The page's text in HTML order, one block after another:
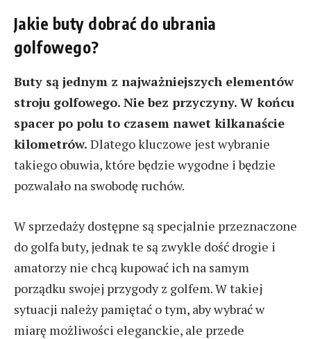
Jakie buty dobrać do ubrania
golfowego?
Buty są jednym z najważniejszych elementów
stroju golfowego. Nie bez przyczyny. W końcu
spacer po polu to czasem nawet kilkanaście
kilometrów. Dlatego kluczowe jest wybranie
takiego obuwia, które będzie wygodne i będzie
pozwalało na swobodę ruchów.
W sprzedaży dostępne są specjalnie przeznaczone
do golfa buty, jednak te są zwykle dość drogie i
amatorzy nie chcą kupować ich na samym
porządku swojej przygody z golfem. W takiej
sytuacji należy pamiętać o tym, aby wybrać w
miarę możliwości eleganckie, ale przede